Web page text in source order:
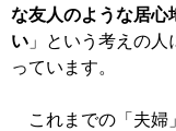
な友人のような居心
い 」という考えの
っています。
これまでの「夫婦